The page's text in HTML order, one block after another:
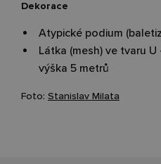
Dekorace
Atypické podium
Látka (mesh) ve tvaru U
výška 5 metrů
Foto: Stanislav Milata